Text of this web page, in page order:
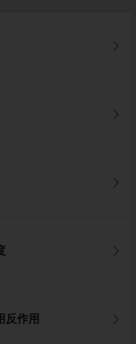
反作用